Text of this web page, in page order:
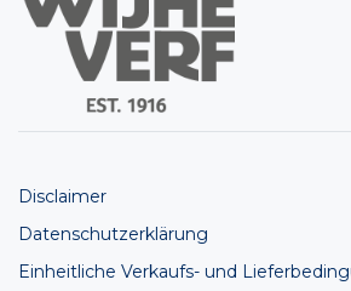
Disclaimer
Datenschutzerklärung
Einheitliche Verkaufs- und